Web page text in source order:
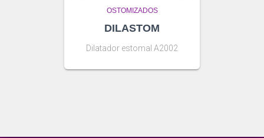
OSTOMIZADOS
DILASTOM
Dilatador estomal A2002